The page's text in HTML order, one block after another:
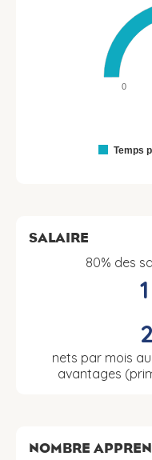
Temps
0
SALAIRE
80% des
nets par mois
avantages
NOMBRE